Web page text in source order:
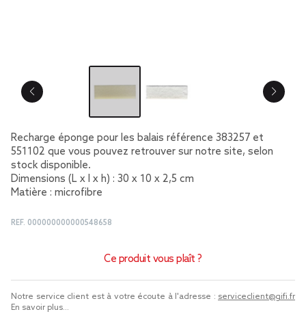
Recharge éponge pour les balais référence 383257 et
551102 que vous pouvez retrouver sur notre site, selon
stock disponible.
Dimensions (L x l x h) : 30 x 10 x 2,5 cm
Matière : microfibre
REF. 000000000000548658
Ce produit vous plaît ?
Notre service client est à votre écoute à l'adresse : serviceclient@gifi.fr
En savoir plus...